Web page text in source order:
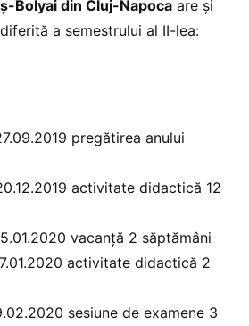
Bolyai din Cluj-Napoca are și
a semestrului al II-lea:
pregătirea anului
activitate didactică 12
vacanță 2 săptămâni
activitate didactică 2
sesiune de examene 3